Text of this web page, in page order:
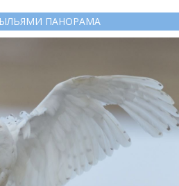
ПАНОРАМА